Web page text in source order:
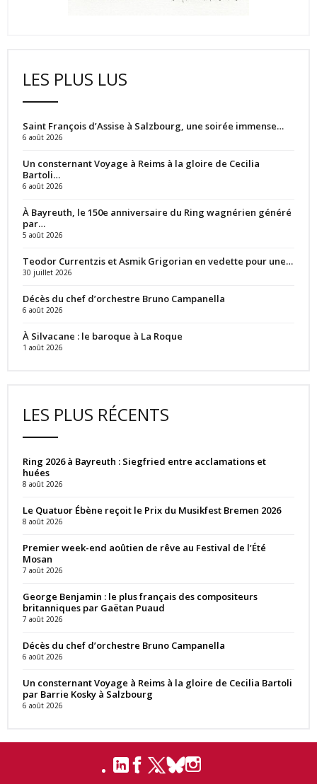
LES PLUS LUS
Saint François d’Assise à Salzbourg, une soirée immense…
6 août 2026
Un consternant Voyage à Reims à la gloire de Cecilia
Bartoli…
6 août 2026
À Bayreuth, le 150e anniversaire du Ring wagnérien généré
par…
5 août 2026
Teodor Currentzis et Asmik Grigorian en vedette pour une…
30 juillet 2026
Décès du chef d’orchestre Bruno Campanella
6 août 2026
À Silvacane : le baroque à La Roque
1 août 2026
LES PLUS RÉCENTS
Ring 2026 à Bayreuth : Siegfried entre acclamations et
huées
8 août 2026
Le Quatuor Ébène reçoit le Prix du Musikfest Bremen 2026
8 août 2026
Premier week-end aoûtien de rêve au Festival de l’Été
Mosan
7 août 2026
George Benjamin : le plus français des compositeurs
britanniques par Gaëtan Puaud
7 août 2026
Décès du chef d’orchestre Bruno Campanella
6 août 2026
Un consternant Voyage à Reims à la gloire de Cecilia Bartoli
par Barrie Kosky à Salzbourg
6 août 2026